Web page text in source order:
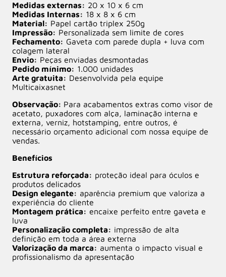
Medidas externas: 20 x 10 x 6 cm
Medidas Internas: 18 x 8 x 6 cm
Material: Papel cartão triplex 250g
Impressão: Personalizada sem limite de cores
Fechamento: Gaveta com parede dupla + luva com
colagem lateral
Envio: Peças enviadas desmontadas
Pedido mínimo: 1.000 unidades
Arte gratuita: Desenvolvida pela equipe
Multicaixasnet
Observação: Para acabamentos extras como visor de
acetato, puxadores com alça, laminação interna e
externa, verniz, hotstamping, entre outros, é
necessário orçamento adicional com nossa equipe de
vendas.
Benefícios
Estrutura reforçada: proteção ideal para óculos e
produtos delicados
Design elegante: aparência premium que valoriza a
experiência do cliente
Montagem prática: encaixe perfeito entre gaveta e
luva
Personalização completa: impressão de alta
definição em toda a área externa
Valorização da marca: aumenta o impacto visual e
profissionalismo da apresentação